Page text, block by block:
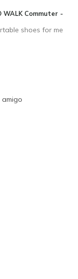
WALK Commuter -
shoes for me
amigo